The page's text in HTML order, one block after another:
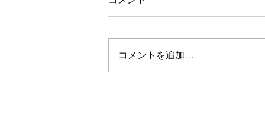
コメントを追加…